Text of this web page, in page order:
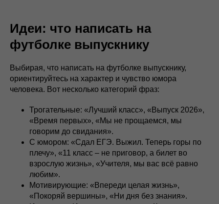
Идеи: что написать на
футболке выпускнику
Выбирая, что написать на футболке выпускнику,
ориентируйтесь на характер и чувство юмора
человека. Вот несколько категорий фраз:
Трогательные: «Лучший класс», «Выпуск 2026»,
«Время первых», «Мы не прощаемся, мы
говорим до свидания».
С юмором: «Сдал ЕГЭ. Выжил. Теперь горы по
плечу», «11 класс – не приговор, а билет во
взрослую жизнь», «Учителя, мы вас всё равно
любим».
Мотивирующие: «Впереди целая жизнь»,
«Покоряй вершины», «Ни дня без знания».